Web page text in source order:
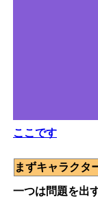
ここです
まずキャラクタ
一つは問題を出